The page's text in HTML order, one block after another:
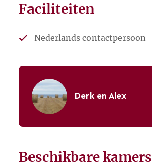
Faciliteiten
Nederlands contactpersoon
Derk en Alex
Beschikbare kamers